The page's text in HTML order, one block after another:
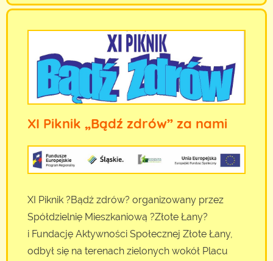
XI Piknik „Bądź zdrów” za nami
XI Piknik ?Bądź zdrów? organizowany przez
Spółdzielnię Mieszkaniową ?Złote Łany?
i Fundację Aktywności Społecznej Złote Łany,
odbył się na terenach zielonych wokół Placu